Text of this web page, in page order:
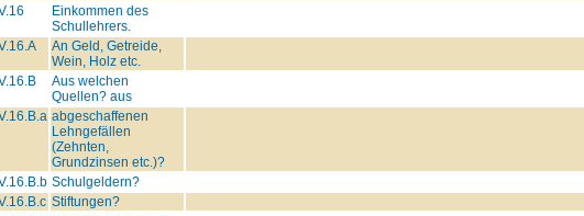
Einkommen des
Schullehrers.
An Geld, Getreide,
Wein, Holz etc.
Aus welchen
Quellen? aus
abgeschaffenen
Lehngefällen
(Zehnten,
Grundzinsen etc.)?
Schulgeldern?
Stiftungen?